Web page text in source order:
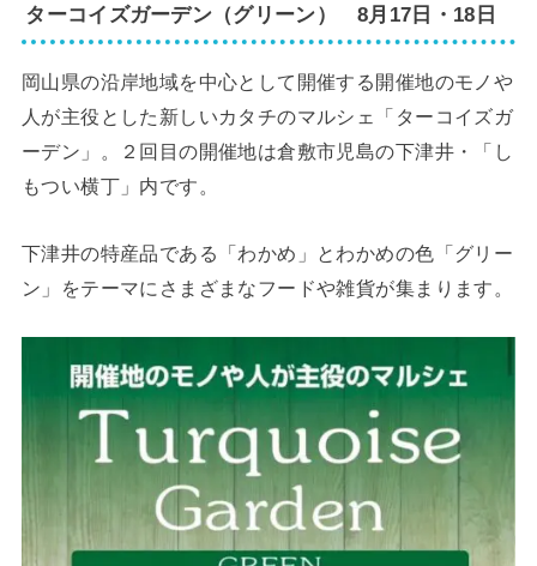
ターコイズガーデン（グリーン） 8月17日・18日
岡山県の沿岸地域を中心として開催する開催地のモノや
人が主役とした新しいカタチのマルシェ「ターコイズガ
ーデン」。２回目の開催地は倉敷市児島の下津井・「し
もつい横丁」内です。
下津井の特産品である「わかめ」とわかめの色「グリー
ン」をテーマにさまざまなフードや雑貨が集まります。